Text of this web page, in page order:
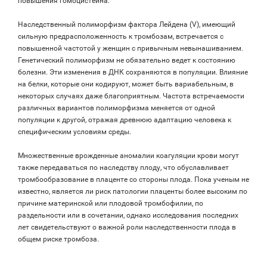
Наследственный полиморфизм фактора Лейдена (V), имеющий
сильную предрасположенность к тромбозам, встречается с
повышенной частотой у женщин с привычным невынашиванием.
Генетический полиморфизм не обязательно ведет к состоянию
болезни. Эти изменения в ДНК сохраняются в популяции. Влияние
на белки, которые они кодируют, может быть вариабельным, в
некоторых случаях даже благоприятным. Частота встречаемости
различных вариантов полиморфизма меняется от одной
популяции к другой, отражая древнюю адаптацию человека к
специфическим условиям среды.
Множественные врожденные аномалии коагуляции крови могут
также передаваться по наследству плоду, что обуславливает
тромбообразование в плаценте со стороны плода. Пока ученым не
известно, является ли риск патологии плаценты более высоким по
причине материнской или плодовой тромбофилии, по
раздельности или в сочетании, однако исследования последних
лет свидетельствуют о важной роли наследственности плода в
общем риске тромбоза.